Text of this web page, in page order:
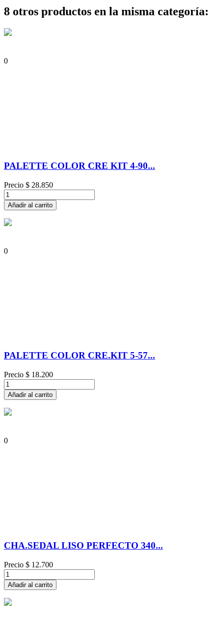
8 otros productos en la misma categoría:
0
PALETTE COLOR CRE KIT 4-90...
Precio $ 28.850
Añadir al carrito
0
PALETTE COLOR CRE.KIT 5-57...
Precio $ 18.200
Añadir al carrito
0
CHA.SEDAL LISO PERFECTO 340...
Precio $ 12.700
Añadir al carrito